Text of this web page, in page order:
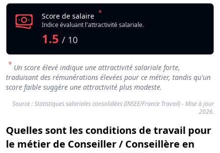
Score de salaire *
Indice évaluant l'attractivité salariale.
1.5 / 10
* Un score élevé indique une attractivité salariale forte,
traduisant des rémunérations élevées pour ce métier, tandis qu'un
score faible suggère une attractivité plus modeste.
Source : Statistiques salariales consolidées (INSEE/France Travail) - Mise à jour
2026.
Quelles sont les conditions de travail pour
le métier de Conseiller / Conseillère en